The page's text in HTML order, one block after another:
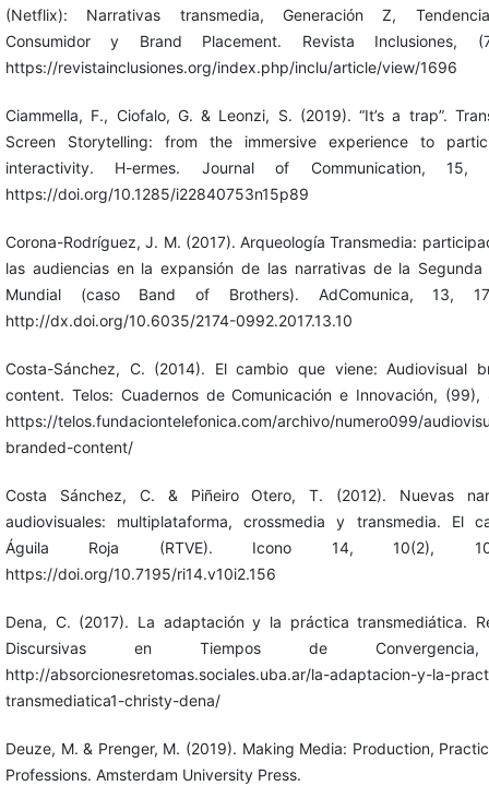
(Netflix): Narrativas transmedia, Generación Z,
Consumidor y Brand Placement. Revista Inclusiones,
https://revistainclusiones.org/index.php/inclu/article/view/1696
Ciammella, F., Ciofalo, G. & Leonzi, S. (2019). “It’s a trap”.
Screen Storytelling: from the immersive experience to
interactivity. H-ermes. Journal of Communication, 15,
https://doi.org/10.1285/i22840753n15p89
Corona-Rodríguez, J. M. (2017). Arqueología Transmedia:
las audiencias en la expansión de las narrativas de la Segunda
Mundial (caso Band of Brothers). AdComunica, 13,
http://dx.doi.org/10.6035/2174-0992.2017.13.10
Costa-Sánchez, C. (2014). El cambio que viene: Audiovisual
content. Telos: Cuadernos de Comunicación e Innovación,
https://telos.fundaciontelefonica.com/archivo/numero099/
branded-content/
Costa Sánchez, C. & Piñeiro Otero, T. (2012). Nuevas
audiovisuales: multiplataforma, crossmedia y transmedia. El
Águila Roja (RTVE). Icono 14, 10(2),
https://doi.org/10.7195/ri14.v10i2.156
Dena, C. (2017). La adaptación y la práctica transmediática.
Discursivas en Tiempos de
http://absorcionesretomas.sociales.uba.ar/la-adaptacion-y-la-
transmediatica1-christy-dena/
Deuze, M. & Prenger, M. (2019). Making Media: Production,
Professions. Amsterdam University Press.